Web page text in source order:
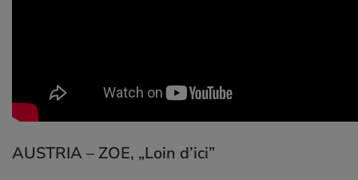
AUSTRIA – ZOE, „Loin d’ici”